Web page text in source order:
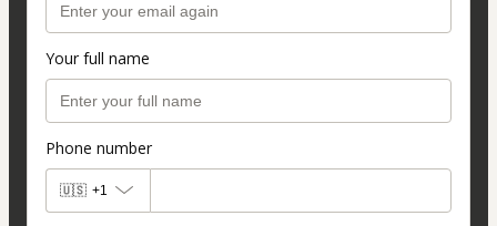
Your full name
Phone number
🇺🇸 +1